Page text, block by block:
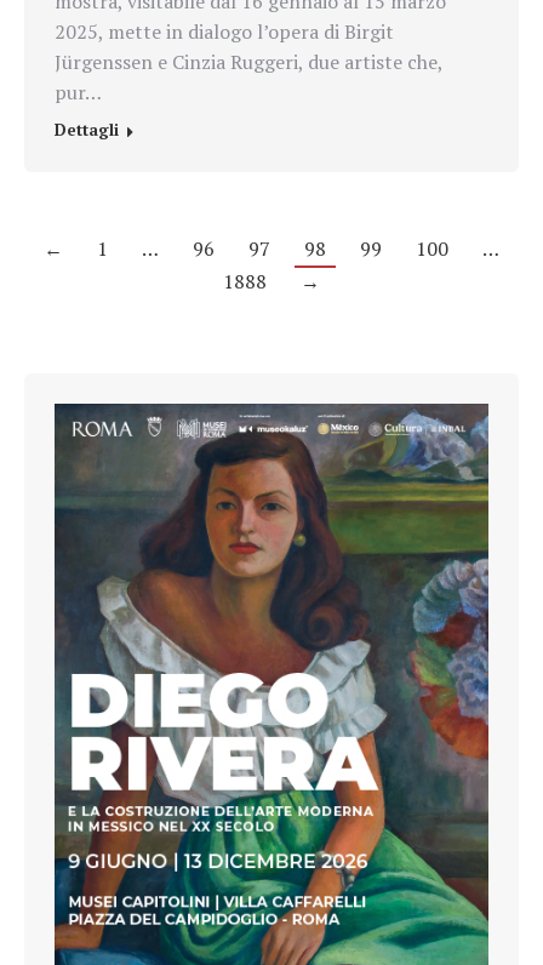
2025, mette in dialogo l’opera di Birgit
Jürgenssen e Cinzia Ruggeri, due artiste che,
pur…
Dettagli
← 1 … 96 97 98 99 100
…
1888
→